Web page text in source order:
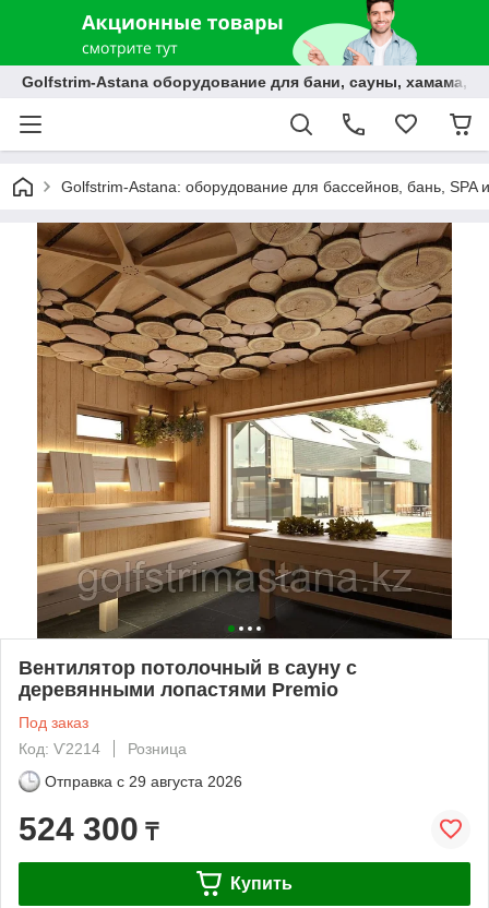
Golfstrim-Astana оборудование для бани, сауны, хамама,
Golfstrim-Astana: оборудование для бассейнов, бань, SPA
Вентилятор потолочный в сауну с
деревянными лопастями Premio
Под заказ
Код: Ѵ2214
Розница
Отправка с 29 августа 2026
524 300 ₸
Купить